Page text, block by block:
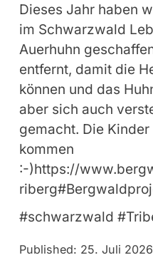
Dieses Jahr haben
im Schwarzwald
Auerhuhn
entfernt, damit die
können und das
aber sich auch
gemacht. Die
kommen
:-)https://
#schwarzwald
Published: 25. Juli